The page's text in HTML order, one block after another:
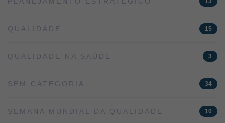
13
QUALIDADE 15
QUALIDADE NA SAÚDE 3
SEM CATEGORIA 34
SEMANA MUNDIAL DA QUALIDADE 10